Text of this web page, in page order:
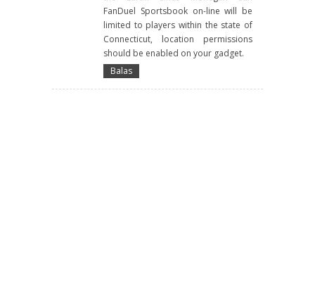
FanDuel Sportsbook on-line will be
limited to players within the state of
Connecticut, location permissions
should be enabled on your gadget.
Balas